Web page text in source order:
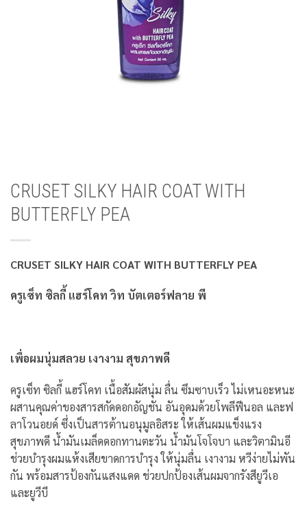
CRUSET SILKY HAIR COAT WITH
BUTTERFLY PEA
CRUSET SILKY HAIR COAT WITH BUTTERFLY PEA
ครูเซ็ท ซิลกี้ แฮร์โคท วิท บัตเตอร์ฟลาย พี
เพื่อผมนุ่มสลวย เงางาม สุขภาพดี
ครูเซ็ท ซิลกี้ แฮร์โคท เนื้อสัมผัสนุ่ม ลื่น ซึมซาบเร็ว ไม่เหนอะหนะ
ผสานคุณค่าของสารสกัดดอกอัญชัน อันอุดมด้วยโพลีฟีนอล และฟ
ลาโวนอยด์ ซึ่งเป็นสารต้านอนุมูลอิสระ ให้เส้นผมแข็งแรง
สุขภาพดี น้ำมันเมล็ดดอกทานตะวัน น้ำมันโจโจบา และวิตามินอี
ช่วยบำรุงผมแห้งเสียขาดการบำรุง ให้นุ่มลื่น เงางาม หวีง่ายไม่พัน
กัน พร้อมสารป้องกันแสงแดด ช่วยปกป้องเส้นผมจากรังสียูวีเอ
และยูวีบี